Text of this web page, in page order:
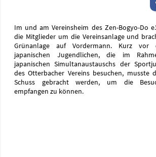
Im und am Vereinsheim des Zen-Bogyo-Do
die Mitglieder um die Vereinsanlage und
Grünanlage auf Vordermann. Kurz
japanischen Jugendlichen, die im
japanischen Simultanaustauschs der
des Otterbacher Vereins besuchen, musste
Schuss gebracht werden, um die
empfangen zu können.